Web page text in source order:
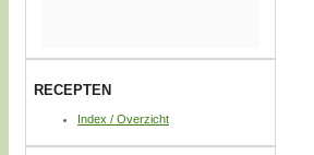
RECEPTEN
Index / Overzicht